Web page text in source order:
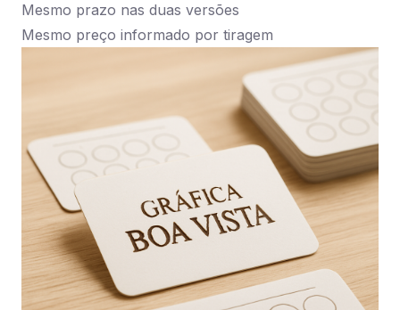
Mesmo prazo nas duas versões
Mesmo preço informado por tiragem